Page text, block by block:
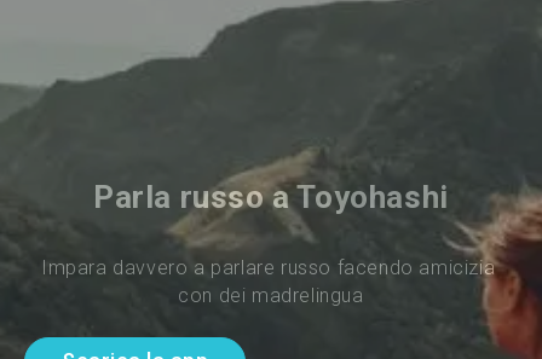
Parla russo a Toyohashi
Impara davvero a parlare russo facendo amicizia
con dei madrelingua